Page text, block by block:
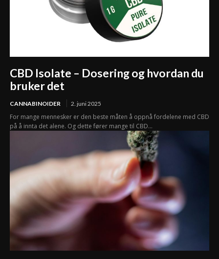
CBD Isolate – Dosering og hvordan du
bruker det
CANNABINOIDER 2. juni 2025
For mange mennesker er den beste måten å oppnå fordelene med CBD
på å innta det alene. Og dette fører mange til CBD...